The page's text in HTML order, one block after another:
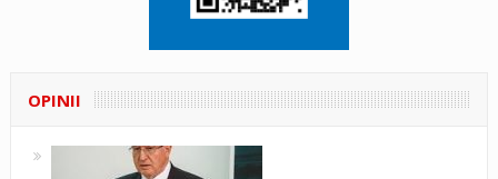
OPINII